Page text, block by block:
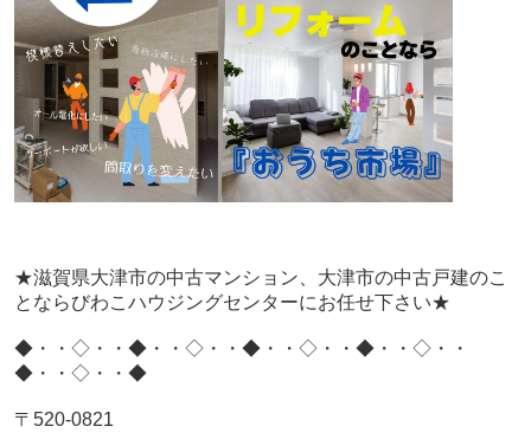
★滋賀県大津市の中古マンション、大津市の中古戸建のこ
とならびわこハウジングセンターにお任せ下さい★
◆・・◇・・◆・・◇・・◆・・◇・・◆・・◇・・
◆・・◇・・◆
〒520-0821